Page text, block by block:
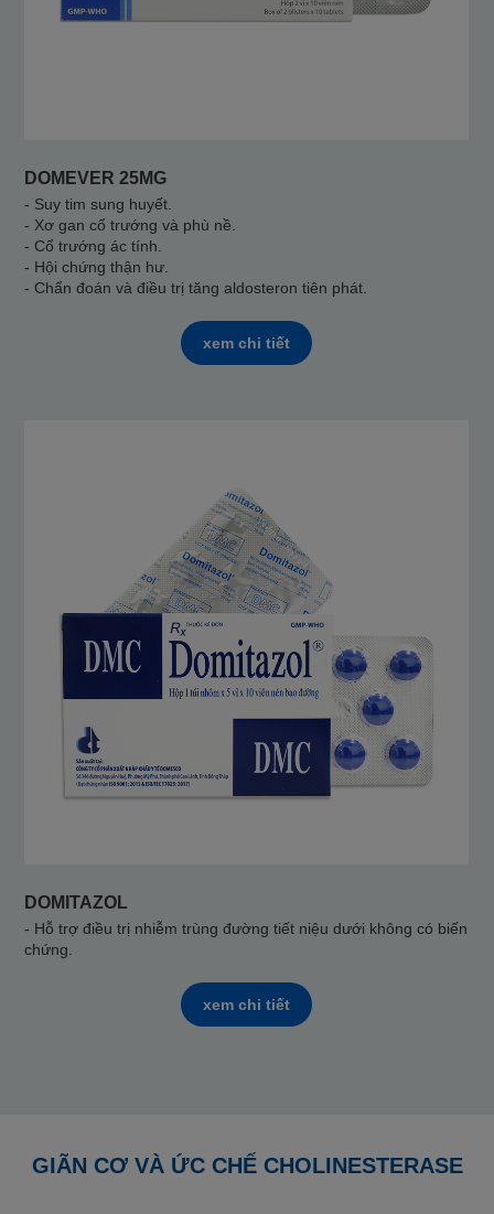
DOMEVER 25MG
- Suy tim sung huyết.
- Xơ gan cổ trướng và phù nề.
- Cổ trướng ác tính.
- Hội chứng thận hư.
- Chẩn đoán và điều trị tăng aldosteron tiên phát.
xem chi tiết
DOMITAZOL
- Hỗ trợ điều trị nhiễm trùng đường tiết niệu dưới không có biến
chứng.
xem chi tiết
GIÃN CƠ VÀ ỨC CHẾ CHOLINESTERASE